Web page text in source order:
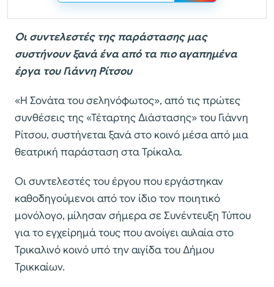
Οι συντελεστές της παράστασης μας
συστήνουν ξανά ένα από τα πιο αγαπημένα
έργα του Γιάννη Ρίτσου
«Η Σονάτα του σεληνόφωτος», από τις πρώτες
συνθέσεις της «Τέταρτης Διάστασης» του Γιάννη
Ρίτσου, συστήνεται ξανά στο κοινό μέσα από μια
θεατρική παράσταση στα Τρίκαλα.
Οι συντελεστές του έργου που εργάστηκαν
καθοδηγούμενοι από τον ίδιο τον ποιητικό
μονόλογο, μίλησαν σήμερα σε Συνέντευξη Τύπου
για το εγχείρημά τους που ανοίγει αυλαία στο
Τρικαλινό κοινό υπό την αιγίδα του Δήμου
Τρικκαίων.